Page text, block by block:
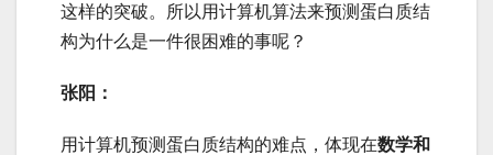
这样的突破。所以用计算机算法来预测蛋白质结
构为什么是一件很困难的事呢？
张阳：
用计算机预测蛋白质结构的难点，体现在数学和